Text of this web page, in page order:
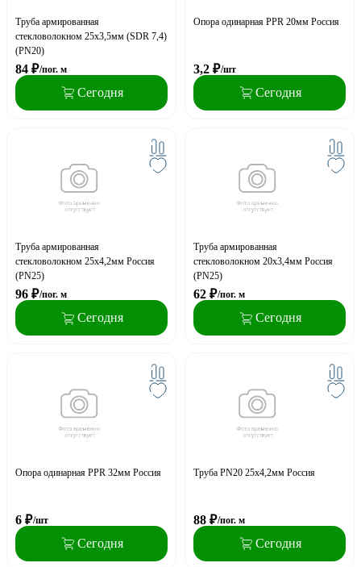
Труба армированная
стекловолокном 25х3,5мм (SDR 7,4)
(PN20)
84 ₽/пог. м
Сегодня
Опора одинарная PPR 20мм Россия
3,2 ₽/шт
Сегодня
Труба армированная
стекловолокном 25х4,2мм Россия
(PN25)
96 ₽/пог. м
Сегодня
Труба армированная
стекловолокном 20х3,4мм Россия
(PN25)
62 ₽/пог. м
Сегодня
Опора одинарная PPR 32мм Россия
6 ₽/шт
Сегодня
Труба PN20 25x4,2мм Россия
88 ₽/пог. м
Сегодня